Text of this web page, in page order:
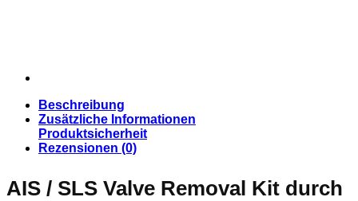
Beschreibung
Zusätzliche Informationen
Produktsicherheit
Rezensionen (0)
AIS / SLS Valve Removal Kit durch